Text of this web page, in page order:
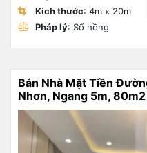
Kích thước: 4m x 20m
Pháp lý: Sổ hồng
Bán Nhà Mặt Tiền
Nhơn, Ngang 5m, 80m2